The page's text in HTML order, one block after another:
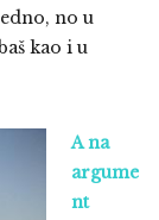
no u
kao i u
A na
argume
nt